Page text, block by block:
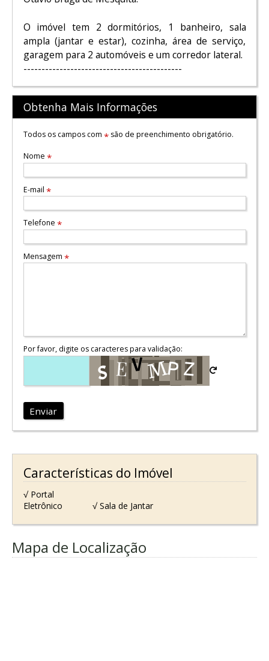
O imóvel tem 2 dormitórios, 1 banheiro, sala
ampla (jantar e estar), cozinha, área de serviço,
garagem para 2 automóveis e um corredor lateral.
--------------------------------------------
Obtenha Mais Informações
Todos os campos com *são de preenchimento obrigatório.
Nome *
E-mail *
Telefone *
Mensagem *
Por favor, digite os caracteres para validação:
Enviar
Características do Imóvel
√ Portal
Eletrônico
√ Sala de Jantar
Mapa de Localização